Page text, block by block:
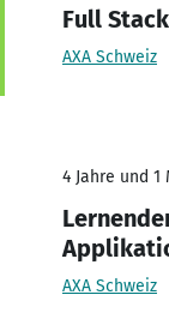
Full
AXA Schweiz
4 Jahre und 1
AXA Schweiz